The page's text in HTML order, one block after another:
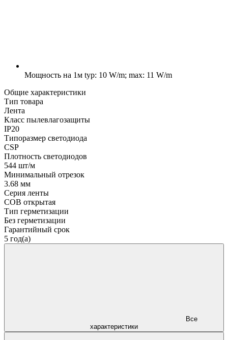
Мощность на 1м typ: 10 W/m; max: 11 W/m
Общие характеристики
Тип товара
Лента
Класс пылевлагозащиты
IP20
Типоразмер светодиода
CSP
Плотность светодиодов
544 шт/м
Минимальный отрезок
3.68 мм
Серия ленты
COB открытая
Тип герметизации
Без герметизации
Гарантийный срок
5 год(а)
характеристики